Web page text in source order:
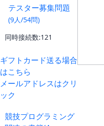
テスター募集問題
(9人/54問)
同時接続数:121
ギフトカード送る場合
はこちら
メールアドレスはクリ
ック
競技プログラミング